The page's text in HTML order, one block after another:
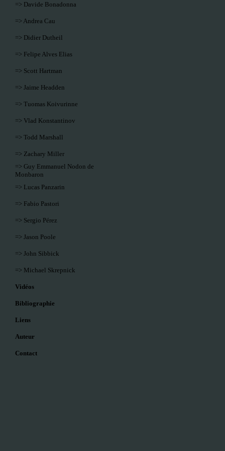
=> Davide Bonadonna
=> Andrea Cau
=> Didier Dutheil
=> Felipe Alves Elias
=> Scott Hartman
=> Jaime Headden
=> Tuomas Koivurinne
=> Vlad Konstantinov
=> Todd Marshall
=> Zachary Miller
=> Guy Emmanuel Nodon de
Monbaron
=> Lucas Panzarin
=> Fabio Pastori
=> Sergio Pérez
=> Jason Poole
=> John Sibbick
=> Michael Skrepnick
Vidéos
Bibliographie
Liens
Auteur
Contact